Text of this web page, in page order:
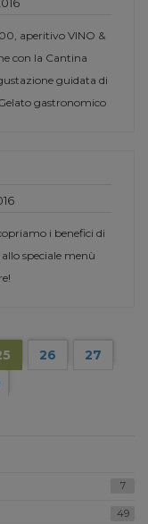
aperitivo VINO &
con la Cantina
guidata di
gastronomico
i benefici di
speciale menù
26
27
7
49